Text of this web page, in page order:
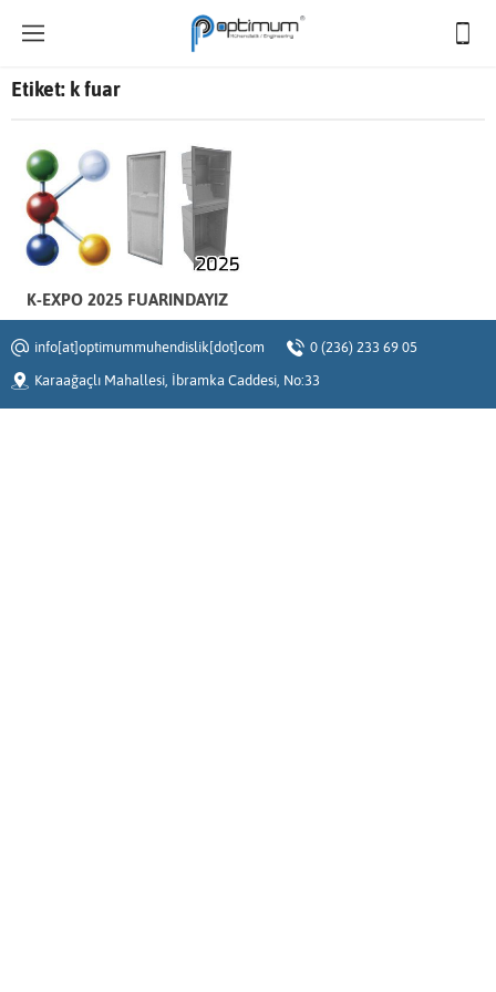
Etiket: k fuar
K-EXPO 2025 FUARINDAYIZ
info[at]optimummuhendislik[dot]com
0 (236) 233 69 05
Karaağaçlı Mahallesi, İbramka Caddesi, No:33